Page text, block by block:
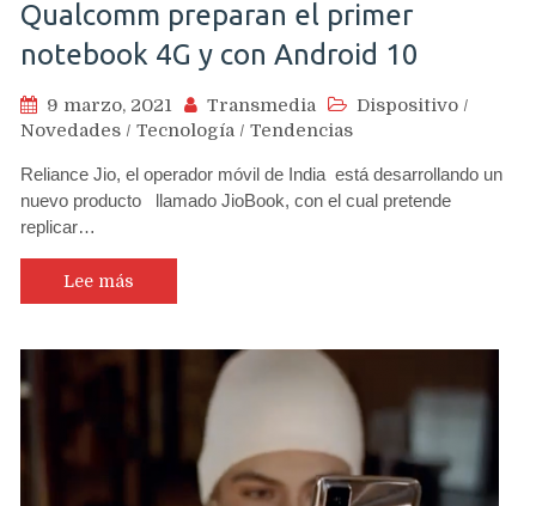
Qualcomm preparan el primer
notebook 4G y con Android 10
9 marzo, 2021 Transmedia Dispositivo /
Novedades / Tecnología / Tendencias
Reliance Jio, el operador móvil de India está desarrollando un
nuevo producto llamado JioBook, con el cual pretende
replicar…
Lee más